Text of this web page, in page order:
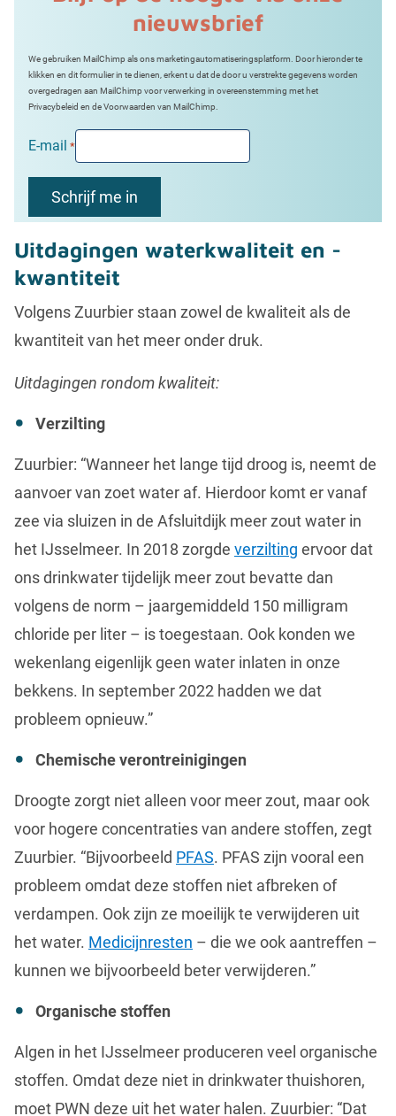
nieuwsbrief
We gebruiken MailChimp als ons marketingautomatiseringsplatform. Door hieronder te
klikken en dit formulier in te dienen, erkent u dat de door u verstrekte gegevens worden
overgedragen aan MailChimp voor verwerking in overeenstemming met het
Privacybeleid en de Voorwaarden van MailChimp.
E-mail *
Uitdagingen waterkwaliteit en -
kwantiteit
Volgens Zuurbier staan zowel de kwaliteit als de
kwantiteit van het meer onder druk.
Uitdagingen rondom kwaliteit:
Verzilting
Zuurbier: “Wanneer het lange tijd droog is, neemt de
aanvoer van zoet water af. Hierdoor komt er vanaf
zee via sluizen in de Afsluitdijk meer zout water in
het IJsselmeer. In 2018 zorgde verzilting ervoor dat
ons drinkwater tijdelijk meer zout bevatte dan
volgens de norm – jaargemiddeld 150 milligram
chloride per liter – is toegestaan. Ook konden we
wekenlang eigenlijk geen water inlaten in onze
bekkens. In september 2022 hadden we dat
probleem opnieuw.”
Chemische verontreinigingen
Droogte zorgt niet alleen voor meer zout, maar ook
voor hogere concentraties van andere stoffen, zegt
Zuurbier. “Bijvoorbeeld PFAS. PFAS zijn vooral een
probleem omdat deze stoffen niet afbreken of
verdampen. Ook zijn ze moeilijk te verwijderen uit
het water. Medicijnresten – die we ook aantreffen –
kunnen we bijvoorbeeld beter verwijderen.”
Organische stoffen
Algen in het IJsselmeer produceren veel organische
stoffen. Omdat deze niet in drinkwater thuishoren,
moet PWN deze uit het water halen. Zuurbier: “Dat